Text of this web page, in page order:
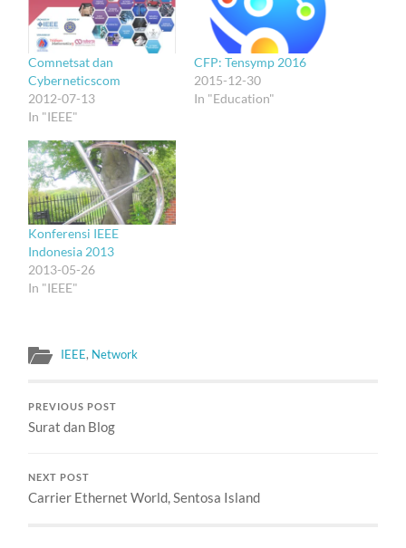
Comnetsat dan
Cyberneticscom
2012-07-13
In "IEEE"
CFP: Tensymp 2016
2015-12-30
In "Education"
Konferensi IEEE
Indonesia 2013
2013-05-26
In "IEEE"
IEEE, Network
PREVIOUS POST
Surat dan Blog
NEXT POST
Carrier Ethernet World, Sentosa Island